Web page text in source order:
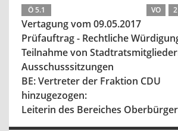
Ö 5.1 VO
Vertagung vom 09.05.2017
Prüfauftrag - Rechtliche
Teilnahme von
Ausschusssitzungen
BE: Vertreter der Fraktion CDU
hinzugezogen:
Leiterin des Bereiches